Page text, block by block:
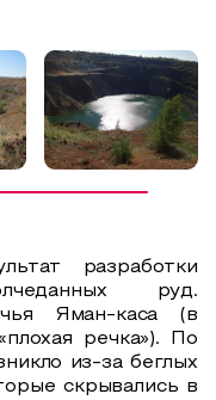
разработки
руд.
Яман-каса (в
речка»). По
из-за беглых
скрывались в